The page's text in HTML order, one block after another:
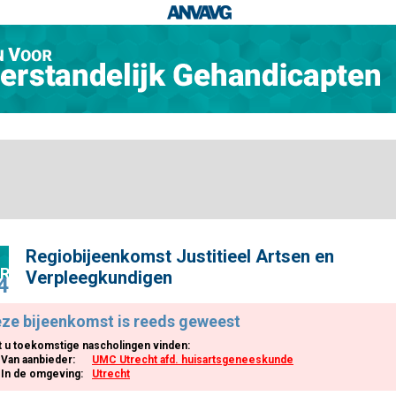
Regiobijeenkomst Justitieel Artsen en
Verpleegkundigen
bijeenkomst is reeds geweest
u toekomstige nascholingen vinden:
Van aanbieder:
UMC Utrecht afd. huisartsgeneeskunde
In de omgeving:
Utrecht